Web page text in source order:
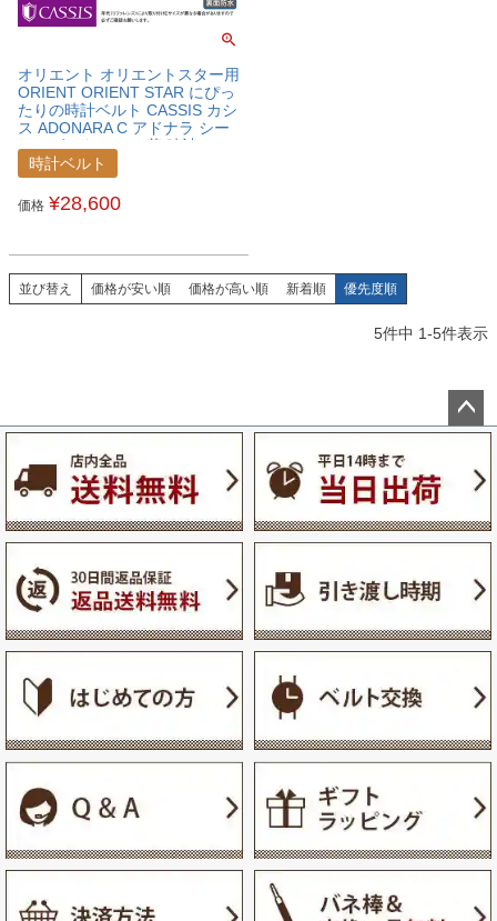
オリエント オリエントスター用
ORIENT ORIENT STAR にぴっ
たりの時計ベルト CASSIS カシ
ス ADONARA C アドナラ シー
アリゲーター ワニ革 時計ベル
ト U1017A70ORTSTA
時計ベルト
価格 ¥28,600
並び替え 価格が安い順 価格が高い順 新着順 優先度順
5件中 1-5件表示
ペー
ップ